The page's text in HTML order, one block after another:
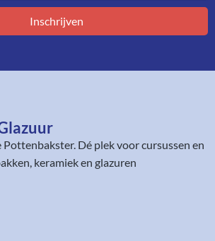
Inschrijven
Pottenbakster. Dé plek voor cursussen en
keramiek en glazuren